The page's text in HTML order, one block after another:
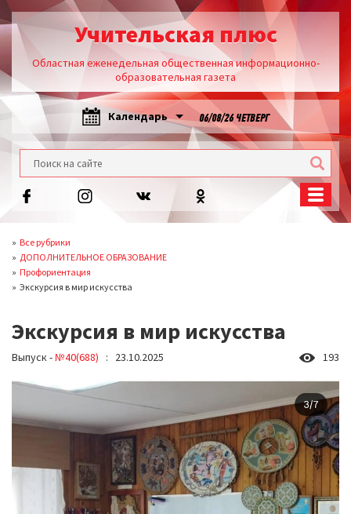
Учительская плюс
Областная еженедельная общественная информационно-
образовательная газета
Календарь 06/08/26 ЧЕТВЕРГ
Все рубрики
ДОПОЛНИТЕЛЬНОЕ ОБРАЗОВАНИЕ
Профориентация
Экскурсия в мир искусства
Экскурсия в мир искусства
Выпуск -№40(688) : 23.10.2025 193